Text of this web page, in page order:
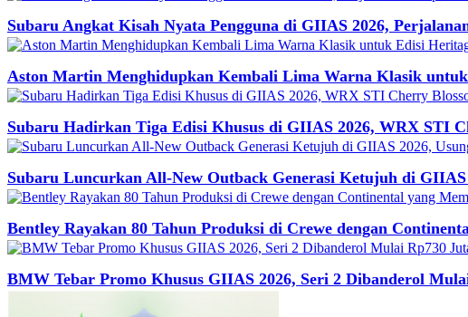
Subaru Angkat Kisah Nyata Pengguna di GIIAS 2026,
Aston Martin Menghidupkan Kembali Lima Warna Klasik
Subaru Hadirkan Tiga Edisi Khusus di GIIAS 2026, WRX STI
Subaru Luncurkan All-New Outback Generasi Ketujuh di
Bentley Rayakan 80 Tahun Produksi di Crewe dengan
BMW Tebar Promo Khusus GIIAS 2026, Seri 2 Dibanderol